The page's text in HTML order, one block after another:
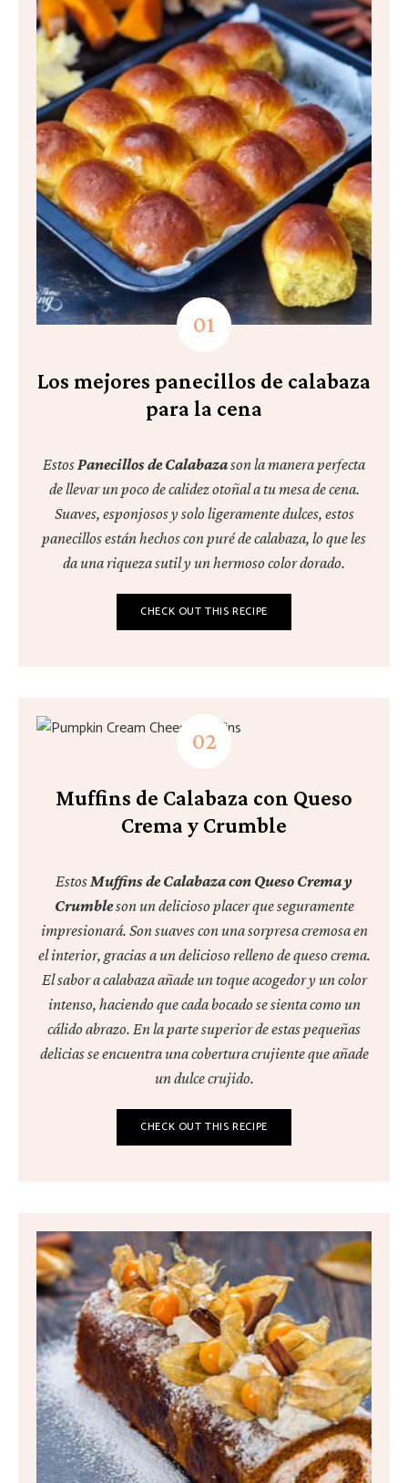
Los mejores panecillos de calabaza
para la cena
EstosPanecillos de Calabazason la manera perfecta
de llevar un poco de calidez otoñal a tu mesa de cena.
Suaves, esponjosos y solo ligeramente dulces, estos
panecillos están hechos con puré de calabaza, lo que les
da una riqueza sutil y un hermoso color dorado.
CHECK OUT THIS RECIPE
Muffins de Calabaza con Queso
Crema y Crumble
EstosMuffins de Calabaza con Queso Crema y
Crumbleson un delicioso placer que seguramente
impresionará. Son suaves con una sorpresa cremosa en
el interior, gracias a un delicioso relleno de queso crema.
El sabor a calabaza añade un toque acogedor y un color
intenso, haciendo que cada bocado se sienta como un
cálido abrazo. En la parte superior de estas pequeñas
delicias se encuentra una cobertura crujiente que añade
un dulce crujido.
CHECK OUT THIS RECIPE